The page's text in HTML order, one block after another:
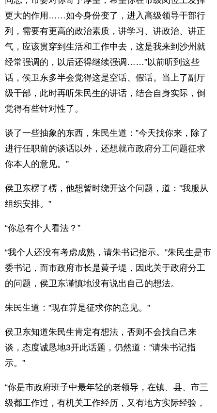
更大的作用……如今身份变了，进入高级领导干部行
列，需要有更高的政治素质，讲学习、讲政治、讲正
气，应该贯穿到生活和工作中去，这是我来到沙州就
经常强调的，以后还得继续强调……”以前听到这些
话，侯卫东多半会觉得这是空话、假话。当上了副厅
级干部，此时再听朱民生的讲话，结合自身实际，倒
觉得有些针对性了。
谈了一些抽象的东西，朱民生道：”今天找你来，除了
进行任职前的谈话以外，还想就市政府分工问题征求
你本人的意见。”
侯卫东楞了楞，他想暂时绕开这个问题，道：”我服从
组织安排。”
“你总有个人看法？”
“我个人还没有考虑成熟，请朱书记指示。”朱民生是市
委书记，而市政府市长是黄子堤，因此关于政府分工
的问题，侯卫东谨慎地没有说出自己的想法。
朱民生道：”现在算是征求你的意见。”
侯卫东知道朱民生肯定有想法，否则不会找自己来
谈，态度诚恳地3开此话题，仍然道：”请朱书记指
示。”
“你是市政府班子中最年轻的老领导，在镇、县、市三
级都工作过，有机关工作经历，又有地方实际经验，